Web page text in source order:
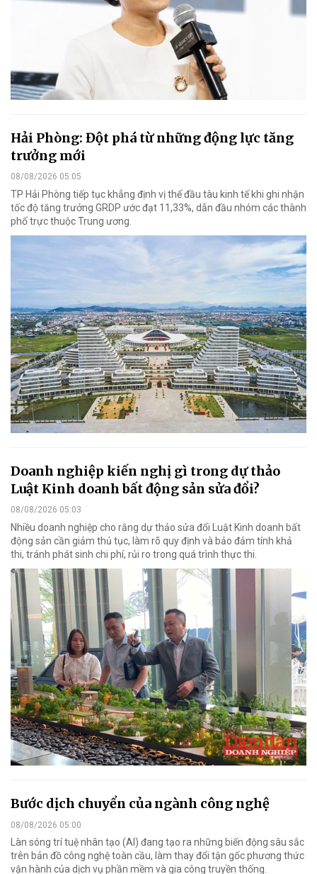
Hải Phòng: Đột phá từ những động lực tăng
trưởng mới
08/08/2026 05:05
TP Hải Phòng tiếp tục khẳng định vị thế đầu tàu kinh tế khi ghi nhận
tốc độ tăng trưởng GRDP ước đạt 11,33%, dẫn đầu nhóm các thành
phố trực thuộc Trung ương.
Doanh nghiệp kiến nghị gì trong dự thảo
Luật Kinh doanh bất động sản sửa đổi?
08/08/2026 05:03
Nhiều doanh nghiệp cho rằng dự thảo sửa đổi Luật Kinh doanh bất
động sản cần giảm thủ tục, làm rõ quy định và bảo đảm tính khả
thi, tránh phát sinh chi phí, rủi ro trong quá trình thực thi.
Bước dịch chuyển của ngành công nghệ
08/08/2026 05:00
Làn sóng trí tuệ nhân tạo (AI) đang tạo ra những biến động sâu sắc
trên bản đồ công nghệ toàn cầu, làm thay đổi tận gốc phương thức
vận hành của dịch vụ phần mềm và gia công truyền thống.